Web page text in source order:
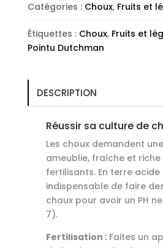
Catégories : Choux, Fruits et
Étiquettes : Choux, Fruits et
Pointu Dutchman
DESCRIPTION
Réussir sa culture de
Les choux demandent
ameublie, fraîche et riche
fertilisants. En terre acide
indispensable de faire
chaux pour avoir un PH
7).
Fertilisation : Faites un